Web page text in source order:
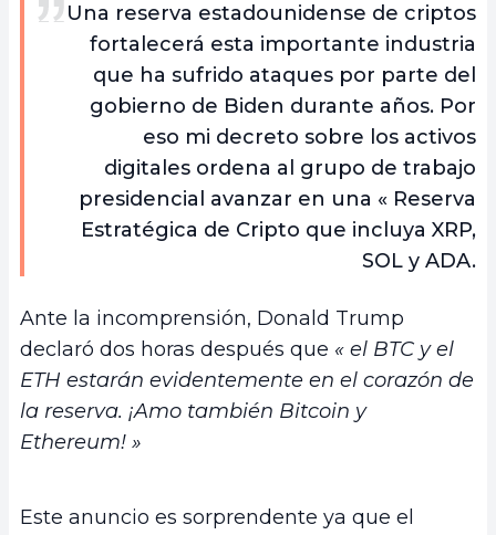
Una reserva estadounidense de criptos
fortalecerá esta importante industria
que ha sufrido ataques por parte del
gobierno de Biden durante años. Por
eso mi decreto sobre los activos
digitales ordena al grupo de trabajo
presidencial avanzar en una « Reserva
Estratégica de Cripto que incluya XRP,
SOL y ADA.
Ante la incomprensión, Donald Trump
declaró dos horas después que « el BTC y el
ETH estarán evidentemente en el corazón de
la reserva. ¡Amo también Bitcoin y
Ethereum! »
Este anuncio es sorprendente ya que el